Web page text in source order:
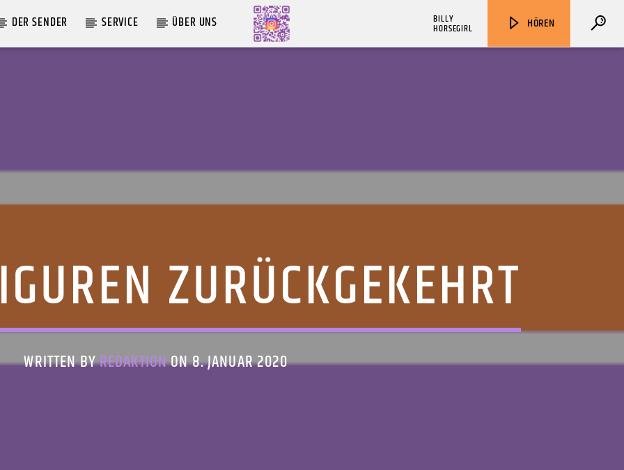
DER SENDER SERVICE ÜBER UNS HÖREN
BILLY
HORSEGIRL
ZURÜCKGEKEHRT
WRITTEN BYREDAKTIONON 8. JANUAR 2020